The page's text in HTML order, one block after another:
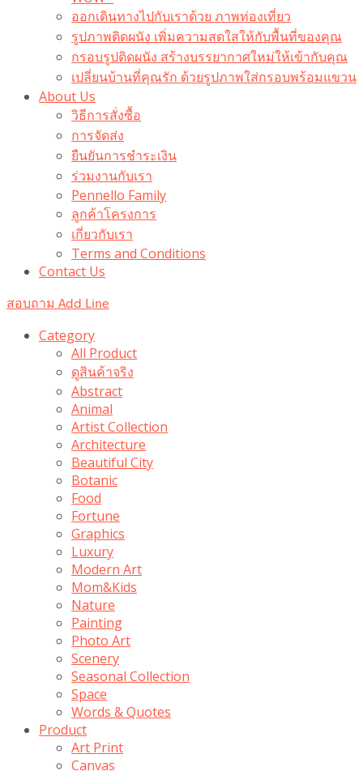
ออกเดินทางไปกับเราด้วย ภาพท่องเที่ยว
รูปภาพติดผนัง เพิ่มความสดใสให้กับพื้นที่ของคุณ
กรอบรูปติดผนัง สร้างบรรยากาศใหม่ให้เข้ากับคุณ
เปลี่ยนบ้านที่คุณรัก ด้วยรูปภาพใส่กรอบพร้อมแขวน​
About Us
วิธีการสั่งซื้อ
การจัดส่ง
ยืนยันการชำระเงิน
ร่วมงานกับเรา
Pennello Family
ลูกค้าโครงการ
เกี่ยวกับเรา
Terms and Conditions
Contact Us
สอบถาม Add Line
Category
All Product
ดูสินค้าจริง
Abstract
Animal
Artist Collection
Architecture
Beautiful City
Botanic
Food
Fortune
Graphics
Luxury
Modern Art
Mom&Kids
Nature
Painting
Photo Art
Scenery
Seasonal Collection
Space
Words & Quotes
Product
Art Print
Canvas